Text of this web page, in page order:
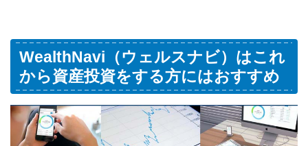
WealthNavi（ウェルスナビ）はこれ
から資産投資をする方にはおすすめ